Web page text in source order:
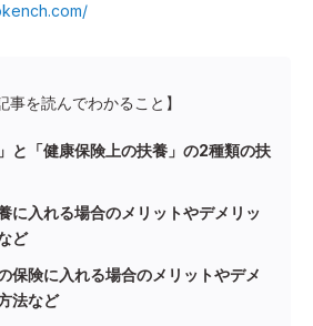
事を読んでわかること】
と「健康保険上の扶養」の2種類の扶
に入れる場合のメリットやデメリッ
ど
保険に入れる場合のメリットやデメ
法など